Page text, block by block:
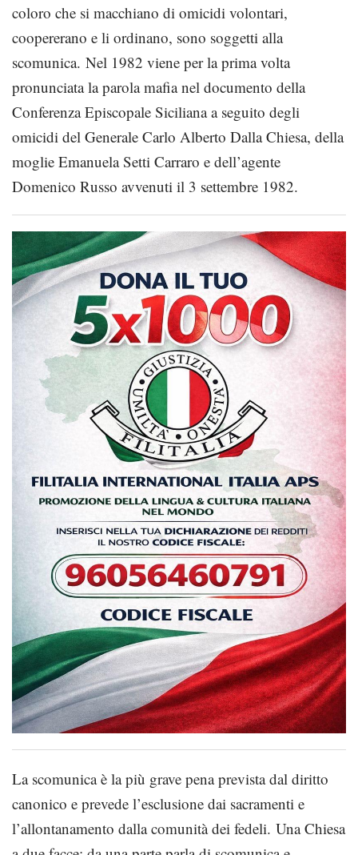
coloro che si macchiano di omicidi volontari,
coopererano e li ordinano, sono soggetti alla
scomunica. Nel 1982 viene per la prima volta
pronunciata la parola mafia nel documento della
Conferenza Episcopale Siciliana a seguito degli
omicidi del Generale Carlo Alberto Dalla Chiesa, della
moglie Emanuela Setti Carraro e dell’agente
Domenico Russo avvenuti il 3 settembre 1982.
La scomunica è la più grave pena prevista dal diritto
canonico e prevede l’esclusione dai sacramenti e
l’allontanamento dalla comunità dei fedeli. Una Chiesa